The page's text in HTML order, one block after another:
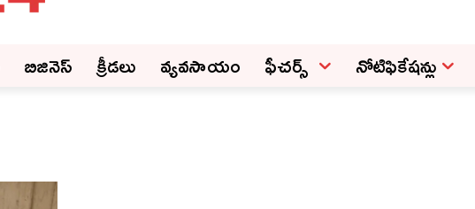
బిజినెస్‌ క్రీడలు వ్యవసాయం ఫీచ‌ర్స్ ‌ నోటిఫికేషన్లు